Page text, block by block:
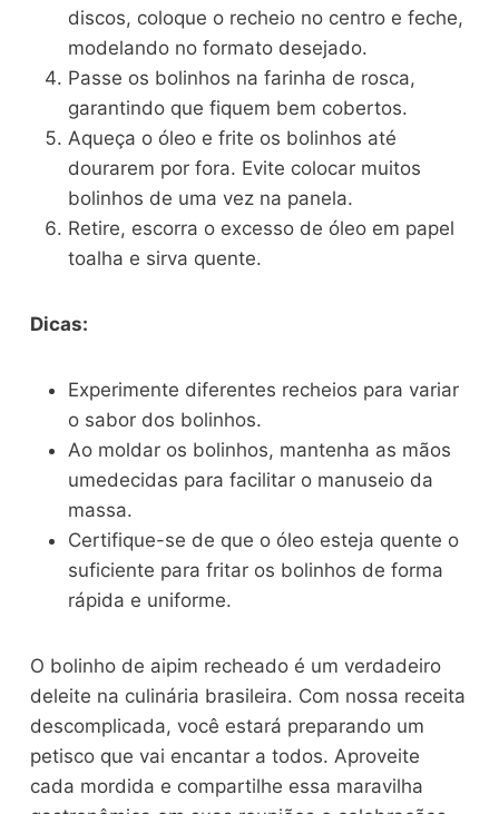
discos, coloque o recheio no centro e feche,
modelando no formato desejado.
Passe os bolinhos na farinha de rosca,
garantindo que fiquem bem cobertos.
Aqueça o óleo e frite os bolinhos até
dourarem por fora. Evite colocar muitos
bolinhos de uma vez na panela.
Retire, escorra o excesso de óleo em papel
toalha e sirva quente.
Dicas:
Experimente diferentes recheios para variar
o sabor dos bolinhos.
Ao moldar os bolinhos, mantenha as mãos
umedecidas para facilitar o manuseio da
massa.
Certifique-se de que o óleo esteja quente o
suficiente para fritar os bolinhos de forma
rápida e uniforme.
O bolinho de aipim recheado é um verdadeiro
deleite na culinária brasileira. Com nossa receita
descomplicada, você estará preparando um
petisco que vai encantar a todos. Aproveite
cada mordida e compartilhe essa maravilha